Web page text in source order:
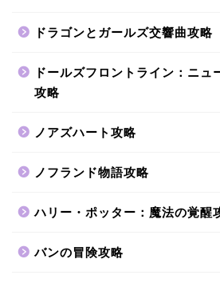
ドラゴンとガールズ交響曲攻略
ドールズフロントライン：ニュ
攻略
ノアズハート攻略
ノフランド物語攻略
ハリー・ポッター：魔法の覚醒
バンの冒険攻略